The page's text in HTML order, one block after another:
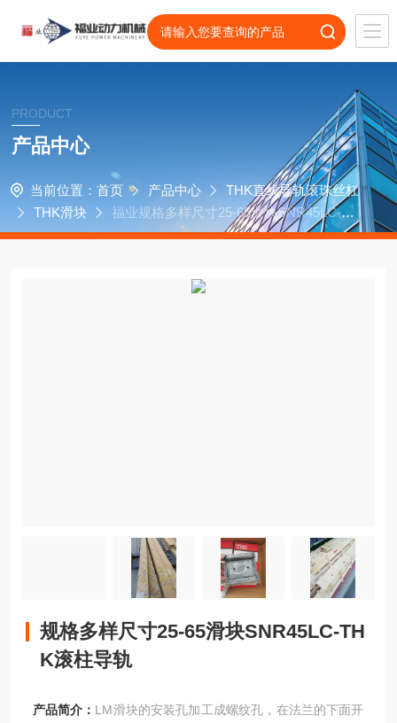
PRODUCT
产品中心
当前位置： 首页 产品中心
THK直线导轨滚珠丝杠
THK滑块
福业规格多样尺寸25-65滑块SNR45LC-TH
K滚柱导轨
规格多样尺寸25-65滑块SNR45LC-TH
K滚柱导轨
产品简介： LM滑块的安装孔加工成螺纹孔，在法兰的下面开